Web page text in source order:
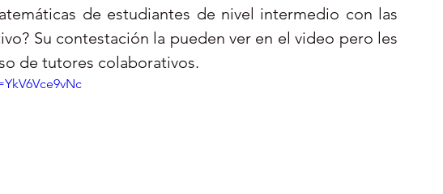
de estudiantes de nivel intermedio con las
Su contestación la pueden ver en el video pero les
de tutores colaborativos.